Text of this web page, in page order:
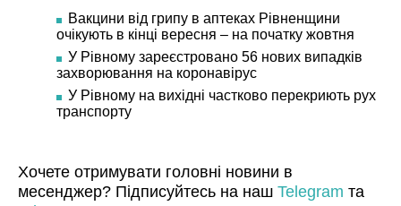
Вакцини від грипу в аптеках Рівненщини
очікують в кінці вересня – на початку жовтня
У Рівному зареєстровано 56 нових випадків
захворювання на коронавірус
У Рівному на вихідні частково перекриють рух
транспорту
Хочете отримувати головні новини в
месенджер? Підписуйтесь на наш Telegram та